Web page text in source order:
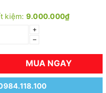
kiệm: 9.000.000₫
+
–
MUA NGAY